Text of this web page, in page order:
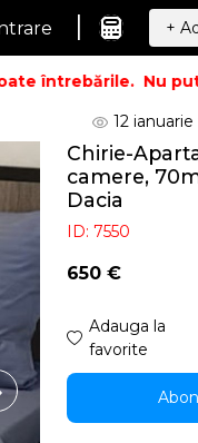
| +
întrebările. Nu puteți
12 ianuarie
Chirie-
camere,
Dacia
ID: 7550
650 €
Adauga la
favorite